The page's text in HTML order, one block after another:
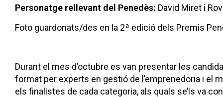
Personatge rellevant del Penedès: David Miret i
Foto guardonats/des en la 2ª edició dels Premis
Durant el mes d’octubre es van presentar les
format per experts en gestió de l’emprenedoria i el
els finalistes de cada categoria, als quals se’ls va